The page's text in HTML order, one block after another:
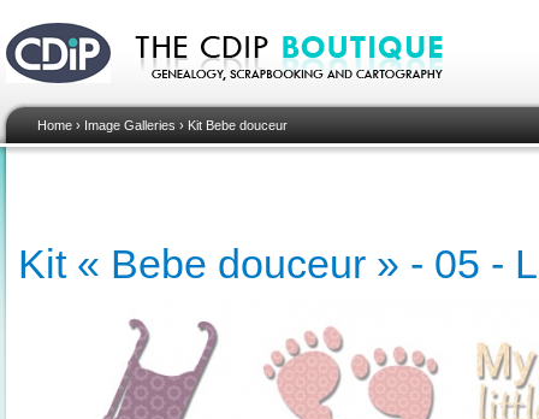
Home › Image Galleries › Kit Bebe douceur
Kit « Bebe douceur » - 05 -